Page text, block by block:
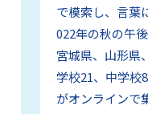
で模索し、言葉
022年の秋の午
宮城県、山形県
学校21、中学校
がオンラインで